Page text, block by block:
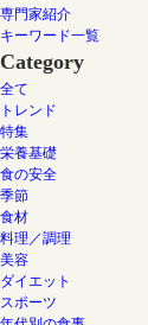
専門家紹介
キーワード一覧
Category
全て
トレンド
特集
栄養基礎
食の安全
季節
食材
料理／調理
美容
ダイエット
スポーツ